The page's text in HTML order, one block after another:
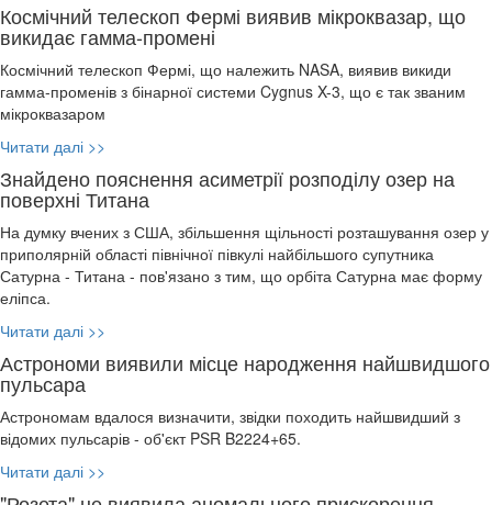
Космічний телескоп Фермі виявив мікроквазар, що
викидає гамма-промені
Космічний телескоп Фермі, що належить NASA, виявив викиди
гамма-променів з бінарної системи Cygnus X-3, що є так званим
мікроквазаром
Читати далі >>
Знайдено пояснення асиметрії розподілу озер на
поверхні Титана
На думку вчених з США, збільшення щільності розташування озер у
приполярній області північної півкулі найбільшого супутника
Сатурна - Титана - пов'язано з тим, що орбіта Сатурна має форму
еліпса.
Читати далі >>
Астрономи виявили місце народження найшвидшого
пульсара
Астрономам вдалося визначити, звідки походить найшвидший з
відомих пульсарів - об'єкт PSR B2224+65.
Читати далі >>